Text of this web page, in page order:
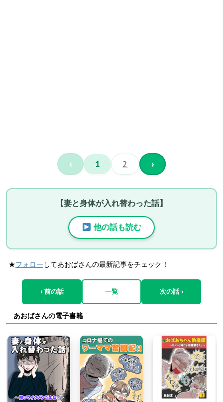
‹ 1 2 ›
【妻と身体が入れ替わった話】
他の話も読む
★フォロー してあおばさんの最新記事をチェック！
‹ 前の話 一覧 次の話 ›
あおばさんの電子書籍